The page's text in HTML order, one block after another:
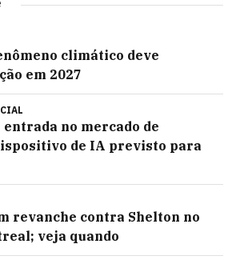
climático deve
em 2027
no mercado de
de IA previsto para
revanche contra Shelton no
veja quando